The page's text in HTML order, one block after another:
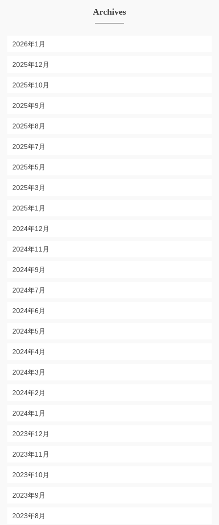
Archives
2026年1月
2025年12月
2025年10月
2025年9月
2025年8月
2025年7月
2025年5月
2025年3月
2025年1月
2024年12月
2024年11月
2024年9月
2024年7月
2024年6月
2024年5月
2024年4月
2024年3月
2024年2月
2024年1月
2023年12月
2023年11月
2023年10月
2023年9月
2023年8月